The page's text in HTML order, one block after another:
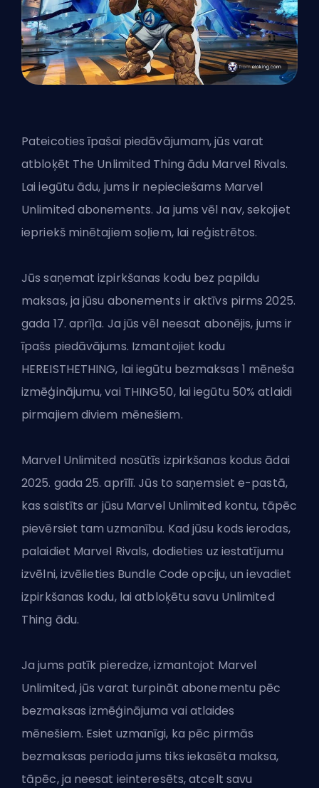
Pateicoties īpašai piedāvājumam, jūs varat
atbloķēt The Unlimited Thing ādu Marvel Rivals.
Lai iegūtu ādu, jums ir nepieciešams Marvel
Unlimited abonements. Ja jums vēl nav, sekojiet
iepriekš minētajiem soļiem, lai reģistrētos.
Jūs saņemat izpirkšanas kodu bez papildu
maksas, ja jūsu abonements ir aktīvs pirms 2025.
gada 17. aprīļa. Ja jūs vēl neesat abonējis, jums ir
īpašs piedāvājums. Izmantojiet kodu
HEREISTHETHING, lai iegūtu bezmaksas 1 mēneša
izmēģinājumu, vai THING50, lai iegūtu 50% atlaidi
pirmajiem diviem mēnešiem.
Marvel Unlimited nosūtīs izpirkšanas kodus ādai
2025. gada 25. aprīlī. Jūs to saņemsiet e-pastā,
kas saistīts ar jūsu Marvel Unlimited kontu, tāpēc
pievērsiet tam uzmanību. Kad jūsu kods ierodas,
palaidiet Marvel Rivals, dodieties uz iestatījumu
izvēlni, izvēlieties Bundle Code opciju, un ievadiet
izpirkšanas kodu, lai atbloķētu savu Unlimited
Thing ādu.
Ja jums patīk pieredze, izmantojot Marvel
Unlimited, jūs varat turpināt abonementu pēc
bezmaksas izmēģinājuma vai atlaides
mēnešiem. Esiet uzmanīgi, ka pēc pirmās
bezmaksas perioda jums tiks iekasēta maksa,
tāpēc, ja neesat ieinteresēts, atcelt savu